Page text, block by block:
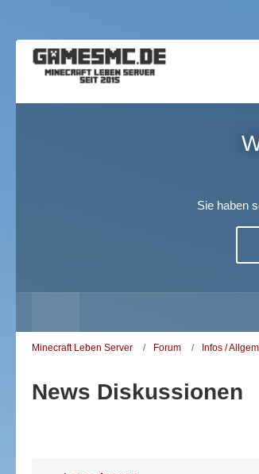
Sie haben
Minecraft Leben Server Forum Infos /
News Diskussionen